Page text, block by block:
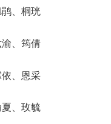
、桐珖
、筠倩
、恩采
、玫毓